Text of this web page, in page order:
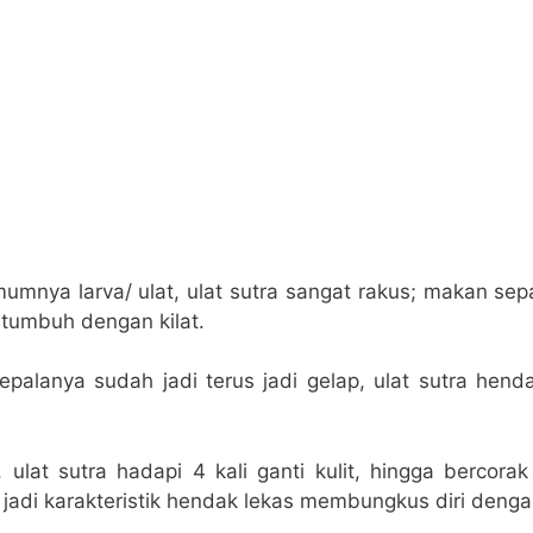
larva/ ulat, ulat sutra sangat rakus; makan
dengan kilat.
sudah jadi terus jadi gelap, ulat sutra
ulat sutra hadapi 4 kali ganti kulit, hingga
karakteristik hendak lekas membungkus diri